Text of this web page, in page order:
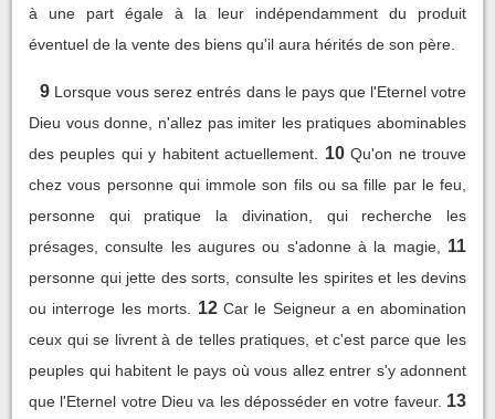
à une part égale à la leur indépendamment du produit
éventuel de la vente des biens qu'il aura hérités de son père.
9 Lorsque vous serez entrés dans le pays que l'Eternel votre
Dieu vous donne, n'allez pas imiter les pratiques abominables
des peuples qui y habitent actuellement.
10 Qu'on ne trouve
chez vous personne qui immole son fils ou sa fille par le feu,
personne qui pratique la divination, qui recherche les
présages, consulte les augures ou s'adonne à la magie,
11
personne qui jette des sorts, consulte les spirites et les devins
ou interroge les morts.
12 Car le Seigneur a en abomination
ceux qui se livrent à de telles pratiques, et c'est parce que les
peuples qui habitent le pays où vous allez entrer s'y adonnent
que l'Eternel votre Dieu va les déposséder en votre faveur. 13